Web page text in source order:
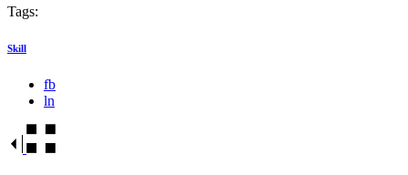
Tags:
Skill
fb
ln